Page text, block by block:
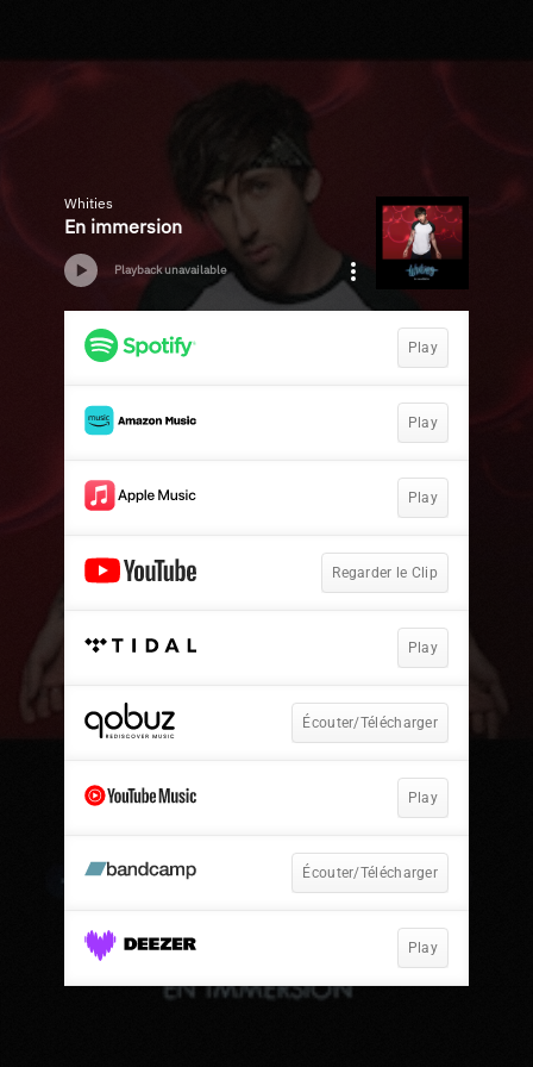
Whities
En immersion
Playback unavailable
Play
Play
Play
Regarder le Clip
Play
Écouter/Télécharger
Play
Écouter/Télécharger
Play